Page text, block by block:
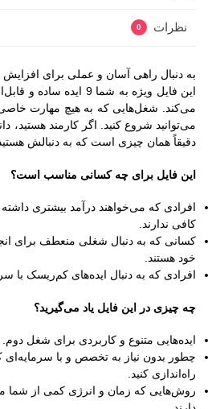
نظرات 0
به دنبال راهی آسان و عملی برای افزایش
این فایل ویژه به شما 9
می‌کند. شغل‌هایی که به هیچ مهارت خاصی
می‌توانید شروع کنید. اگر کارمند هستید،
دقیقاً همان چیزی است که به دنبالش
این فایل برای چه کسانی مناسب است؟
افرادی که می‌خواهند درآمد بیشتری داشته
کافی ندارند.
کسانی که به دنبال شغلی منعطف برای
خود هستند.
افرادی که به دنبال ایده‌های کم‌ریسک با
چه چیزی در این فایل یاد می‌گیرید؟
ایده‌هایی متنوع و کاربردی برای شغل دوم.
چطور بدون نیاز به تخصص و با سرمایه‌ای
راه‌اندازی کنید.
روش‌هایی که زمان و انرژی کمی از شما